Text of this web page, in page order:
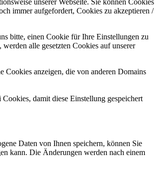
unserer Webseite. Sie können Cookies
immer aufgefordert, Cookies zu akzeptieren /
bitte, einen Cookie für Ihre Einstellungen zu
alle gesetzten Cookies auf unserer
Cookies anzeigen, die von anderen Domains
damit diese Einstellung gespeichert
Daten von Ihnen speichern, können Sie
kann. Die Änderungen werden nach einem